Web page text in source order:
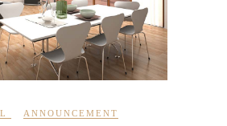
ANNOUNCEMENT